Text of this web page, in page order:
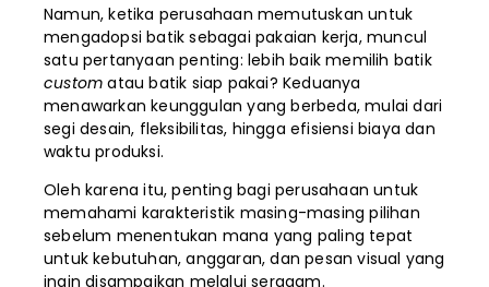
Namun, ketika perusahaan memutuskan untuk
mengadopsi batik sebagai pakaian kerja, muncul
satu pertanyaan penting: lebih baik memilih batik
customatau batik siap pakai? Keduanya
menawarkan keunggulan yang berbeda, mulai dari
segi desain, fleksibilitas, hingga efisiensi biaya dan
waktu produksi.
Oleh karena itu, penting bagi perusahaan untuk
memahami karakteristik masing-masing pilihan
sebelum menentukan mana yang paling tepat
untuk kebutuhan, anggaran, dan pesan visual yang
ingin disampaikan melalui seragam.